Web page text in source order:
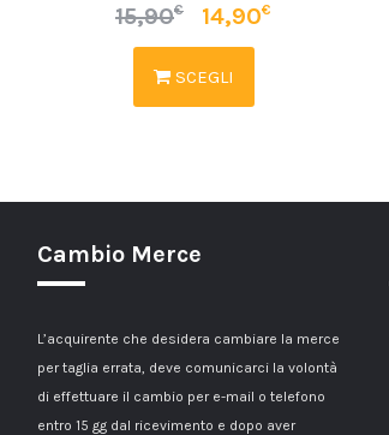
15,90€ 14,90€
SCEGLI
Cambio Merce
L’acquirente che desidera cambiare la merce
per taglia errata, deve comunicarci la volontà
di effettuare il cambio per e-mail o telefono
entro 15 gg dal ricevimento e dopo aver